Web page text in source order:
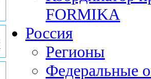
FORMIKA
Россия
Регионы
Федеральные